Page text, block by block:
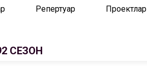
Репертуар Проектлар
СЕЗОН